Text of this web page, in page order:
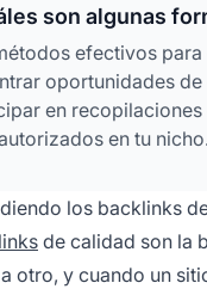
son algunas
efectivos
oportunidades
en
en tu
los backlinks
de calidad son la
otro, y cuando un